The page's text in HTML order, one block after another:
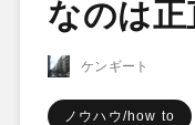
なのは正
ケンギート
ノウハウ/how to